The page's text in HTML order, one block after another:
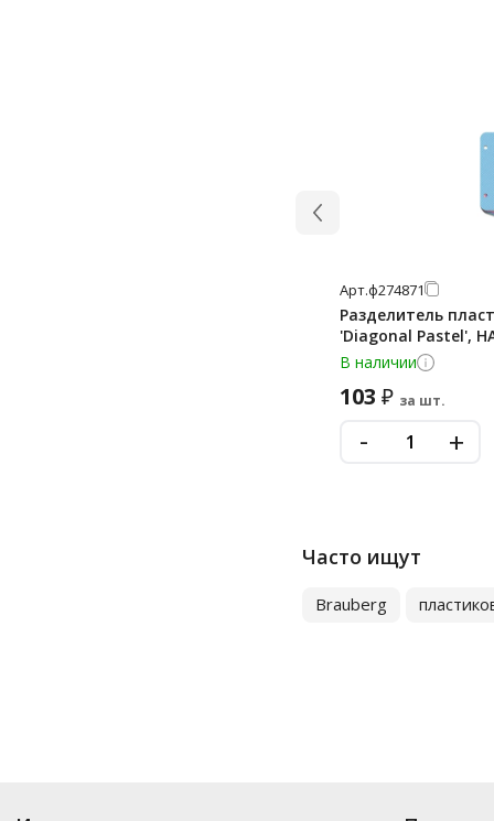
Арт.ф274871
Разделитель
'Diagonal Pastel',
В наличии
103 ₽ за шт.
- +
Часто ищут
Brauberg
Купить . В